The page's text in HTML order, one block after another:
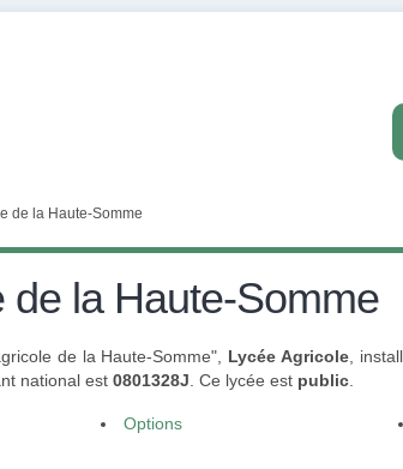
de la Haute-Somme
de la Haute-Somme
de la Haute-Somme", Lycée Agricole,
national est 0801328J . Ce lycée est public
Options